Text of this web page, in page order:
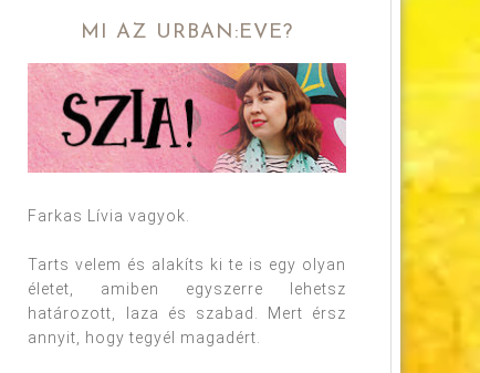
MI AZ URBAN:EVE?
Farkas Lívia vagyok.
Tarts velem és alakíts ki te is egy olyan
életet, amiben egyszerre lehetsz
határozott, laza és szabad. Mert érsz
annyit, hogy tegyél magadért.